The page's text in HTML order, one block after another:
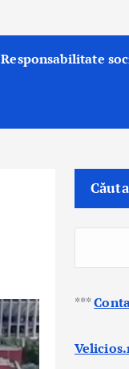
Responsabilitate
***